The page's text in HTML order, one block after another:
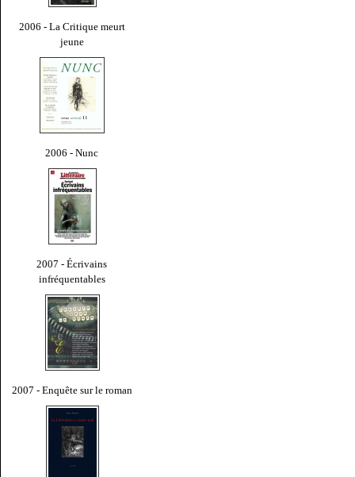
2006 - La Critique meurt
jeune
2006 - Nunc
2007 - Écrivains
infréquentables
2007 - Enquête sur le roman